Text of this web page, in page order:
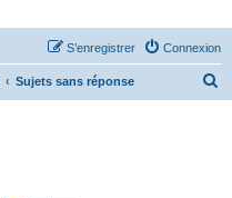
Connexion
S’enregistrer
Sujets sans réponse